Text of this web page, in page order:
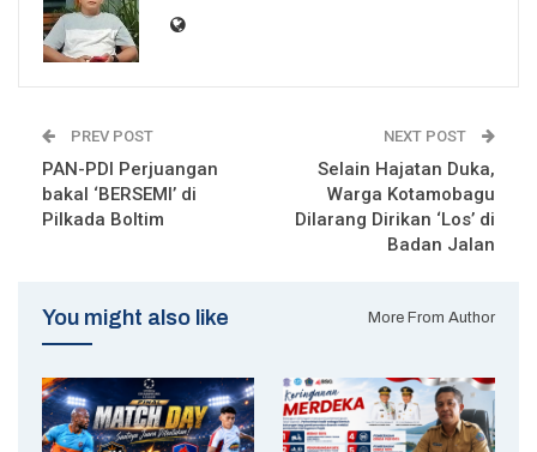
PREV POST
PAN-PDI Perjuangan
bakal ‘BERSEMI’ di
Pilkada Boltim
NEXT POST
Selain Hajatan Duka,
Warga Kotamobagu
Dilarang Dirikan ‘Los’ di
Badan Jalan
You might also like More From Author